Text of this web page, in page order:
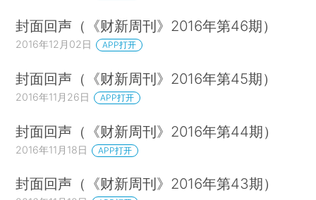
封面回声（《财新周刊》2016年第46期）
2016年12月02日 APP打开
封面回声（《财新周刊》2016年第45期）
2016年11月26日 APP打开
封面回声（《财新周刊》2016年第44期）
2016年11月18日 APP打开
封面回声（《财新周刊》2016年第43期）